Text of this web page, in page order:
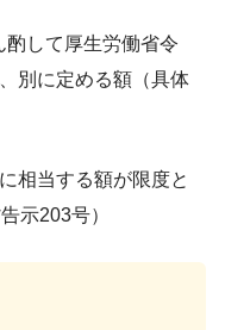
酌して厚生労働省令
別に定める額（具体
に相当する額が限度と
示203号）